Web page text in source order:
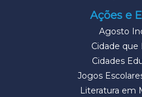
Ações e
Agosto
Cidade
Cidades
Jogos
Literatura em